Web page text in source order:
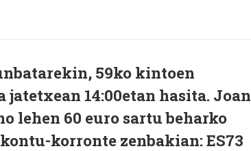
59ko kintoen
14:00etan hasita. Joan
lehen 60 euro sartu beharko
korronte zenbakian: ES73